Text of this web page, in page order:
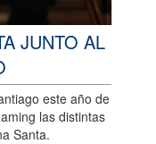
JUNTO AL
este año de
las distintas
Santa.